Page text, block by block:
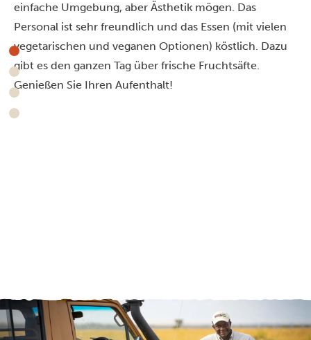
einfache Umgebung, aber Ästhetik mögen. Das
Personal ist sehr freundlich und das Essen (mit vielen
vegetarischen und veganen Optionen) köstlich. Dazu
gibt es den ganzen Tag über frische Fruchtsäfte.
Genießen Sie Ihren Aufenthalt!